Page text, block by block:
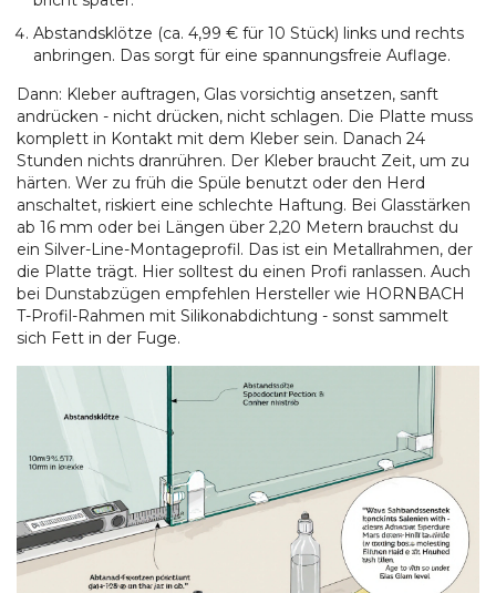
Abstandsklötze (ca. 4,99 € für 10 Stück) links und rechts
anbringen. Das sorgt für eine spannungsfreie Auflage.
Dann: Kleber auftragen, Glas vorsichtig ansetzen, sanft
andrücken - nicht drücken, nicht schlagen. Die Platte muss
komplett in Kontakt mit dem Kleber sein. Danach 24
Stunden nichts dranrühren. Der Kleber braucht Zeit, um zu
härten. Wer zu früh die Spüle benutzt oder den Herd
anschaltet, riskiert eine schlechte Haftung. Bei Glasstärken
ab 16 mm oder bei Längen über 2,20 Metern brauchst du
ein Silver-Line-Montageprofil. Das ist ein Metallrahmen, der
die Platte trägt. Hier solltest du einen Profi ranlassen. Auch
bei Dunstabzügen empfehlen Hersteller wie HORNBACH
T-Profil-Rahmen mit Silikonabdichtung - sonst sammelt
sich Fett in der Fuge.